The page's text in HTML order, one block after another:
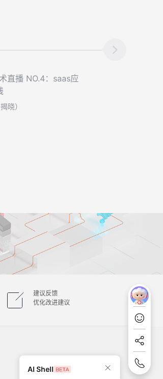
直播 NO.4：saas应
晓）
建议反馈
优化改进建议
掌握最新动态
AI Shell